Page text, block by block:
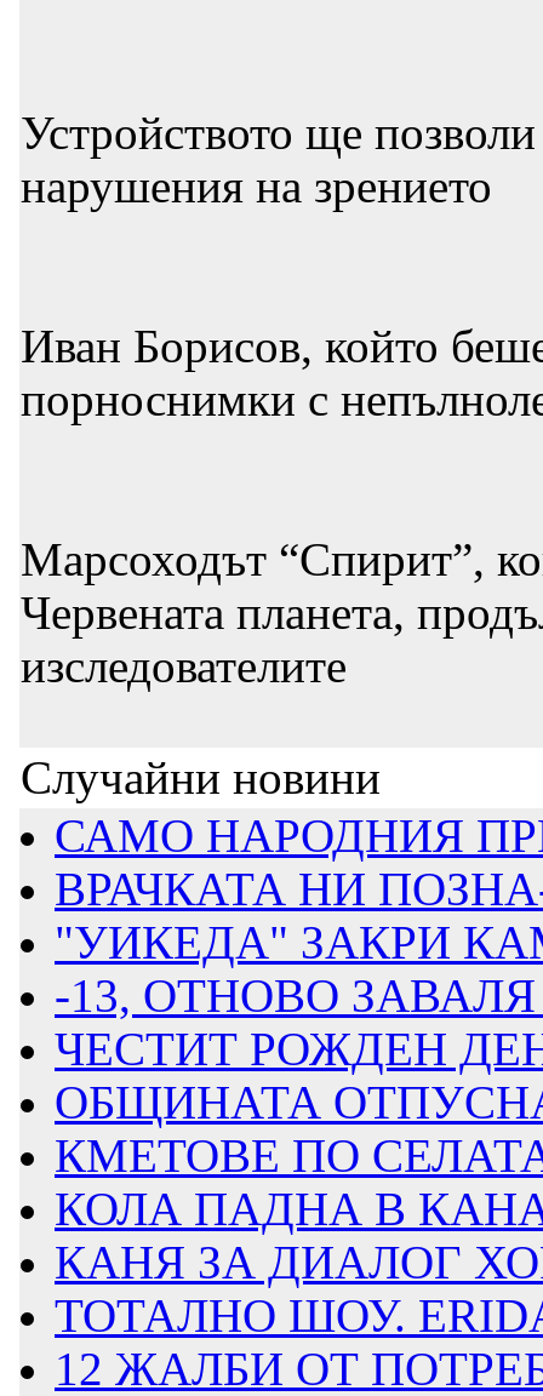
Устройството ще
нарушения на зрението
Иван Борисов, който
порноснимки с
Марсоходът “Спирит”,
Червената планета,
изследователите
Случайни новини
САМО НАРОДНИЯ
ВРАЧКАТА НИ
"УИКЕДА" ЗАКРИ
-13, ОТНОВО
ЧЕСТИТ РОЖДЕН
ОБЩИНАТА
КМЕТОВЕ ПО
КОЛА ПАДНА В
КАНЯ ЗА ДИАЛОГ
ТОТАЛНО ШОУ.
12 ЖАЛБИ ОТ